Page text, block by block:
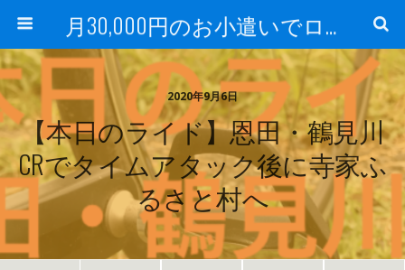
月30,000円のお小遣いでロードバイク
2020年9月6日
【本日のライド】恩田・鶴見川
CRでタイムアタック後に寺家ふ
るさと村へ